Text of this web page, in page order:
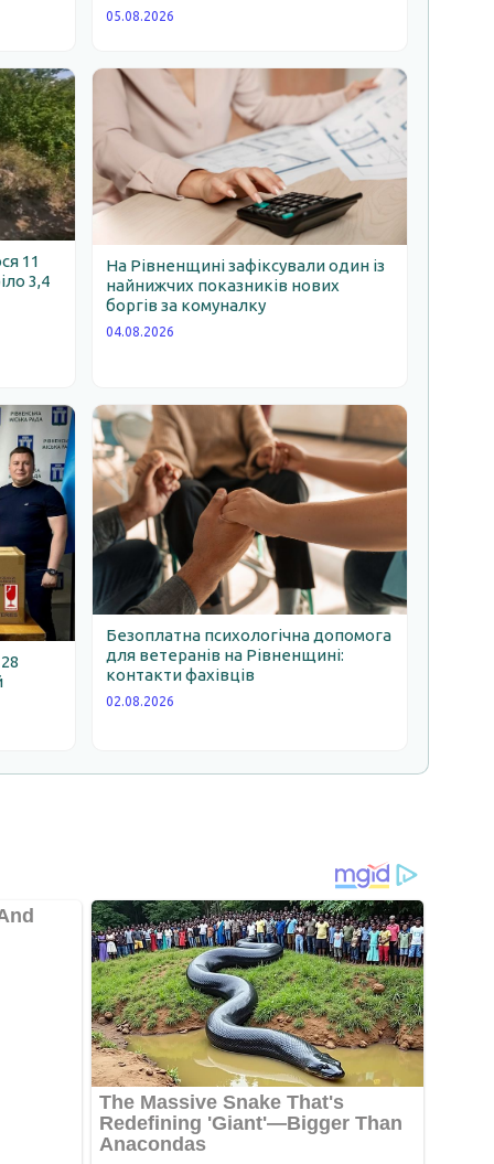
05.08.2026
11
3,4
На Рівненщині зафіксували один із
найнижчих показників нових
боргів за комуналку
04.08.2026
Безоплатна психологічна допомога
для ветеранів на Рівненщині:
контакти фахівців
02.08.2026